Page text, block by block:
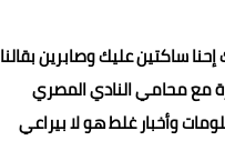
ساكتين عليك وصابرين بقالنا
مع محامي النادي المصري
وأخبار غلط هو لا بيراعي